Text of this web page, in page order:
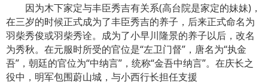
因为木下家定与丰臣秀吉有关系(高台院是家定的妹妹)，
在三岁的时候正式成为了丰臣秀吉的养子，后来正式命名为
羽柴秀俊或羽柴秀诠。成为了小早川隆景的养子以后，改名
为秀秋。在元服时所受的官位是“左卫门督”，唐名为“执金
吾”，朝廷的官位为“中纳言”，统称“金吾中纳言”。在庆长之
役中，明军包围蔚山城，与小西行长担任支援